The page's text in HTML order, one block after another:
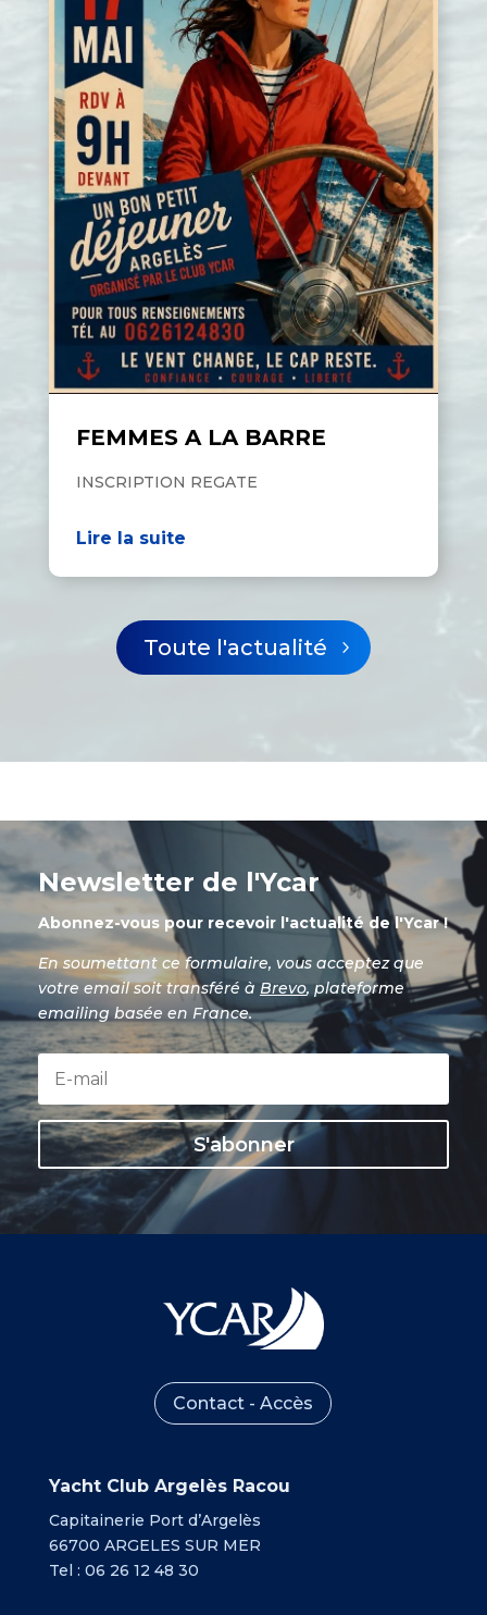
FEMMES A LA BARRE
INSCRIPTION REGATE
Lire la suite
Toute l'actualité
Newsletter de l'Ycar
Abonnez-vous pour recevoir l'actualité de l'Ycar !
En soumettant ce formulaire, vous acceptez que
votre email soit transféré à Brevo, plateforme
emailing basée en France.
S'abonner
Contact - Accès
Yacht Club Argelès Racou
Capitainerie Port d’Argelès
66700 ARGELES SUR MER
Tel : 06 26 12 48 30